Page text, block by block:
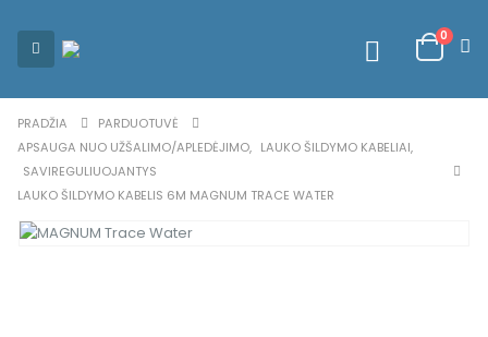
0
PRADŽIA
PARDUOTUVĖ
APSAUGA NUO UŽŠALIMO/APLEDĖJIMO, LAUKO ŠILDYMO KABELIAI,
SAVIREGULIUOJANTYS
LAUKO ŠILDYMO KABELIS 6M MAGNUM TRACE WATER